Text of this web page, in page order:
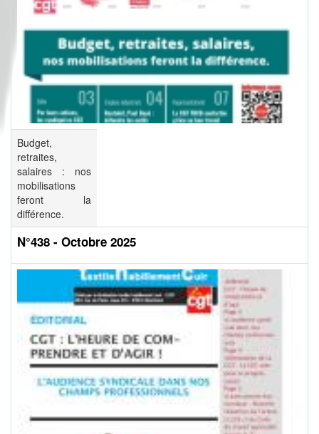
Budget,
retraites,
salaires : nos
mobilisations
feront la
différence.
N°438 - Octobre 2025